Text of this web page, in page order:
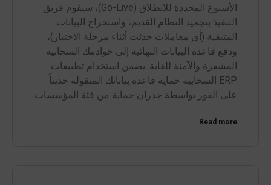
الأسبوع المحددة للانطلاق (Go-Live)، سيقوم فريق
التنفيذ بتجميد النظام القديم، واستخراج البيانات
المتبقية (أي معاملات حدثت أثناء مرحلة الاختبار)،
ودفع قاعدة البيانات النهائية إلى خوادمك السحابية
المشفرة والآمنة للغاية. يضمن استخدام تطبيقات
ERP السحابية حماية قاعدة بياناتك المنقولة حديثاً
على الفور بواسطة جدران حماية من فئة المؤسسات
Read more